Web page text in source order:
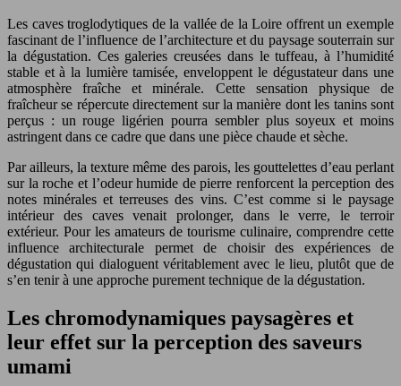
Les caves troglodytiques de la vallée de la Loire offrent un exemple
fascinant de l’influence de l’architecture et du paysage souterrain sur
la dégustation. Ces galeries creusées dans le tuffeau, à l’humidité
stable et à la lumière tamisée, enveloppent le dégustateur dans une
atmosphère fraîche et minérale. Cette sensation physique de
fraîcheur se répercute directement sur la manière dont les tanins sont
perçus : un rouge ligérien pourra sembler plus soyeux et moins
astringent dans ce cadre que dans une pièce chaude et sèche.
Par ailleurs, la texture même des parois, les gouttelettes d’eau perlant
sur la roche et l’odeur humide de pierre renforcent la perception des
notes minérales et terreuses des vins. C’est comme si le paysage
intérieur des caves venait prolonger, dans le verre, le terroir
extérieur. Pour les amateurs de tourisme culinaire, comprendre cette
influence architecturale permet de choisir des expériences de
dégustation qui dialoguent véritablement avec le lieu, plutôt que de
s’en tenir à une approche purement technique de la dégustation.
Les chromodynamiques paysagères et
leur effet sur la perception des saveurs
umami